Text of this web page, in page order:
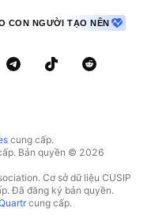
CON NGƯỜI TẠO NÊN
cung cấp.
Bản quyền © 2026
Cơ sở dữ liệu CUSIP
Đã đăng ký bản quyền.
cung cấp.